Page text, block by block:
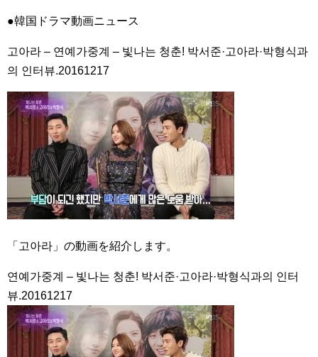
●韓国ドラマ動画ニュース
고아라 – 연예가중계 – 빛나는 청춘! 박서준·고아라·박형식과
의 인터뷰.20161217
「고아라」の動画を紹介します。
연예가중계 – 빛나는 청춘! 박서준·고아라·박형식과의 인터
뷰.20161217